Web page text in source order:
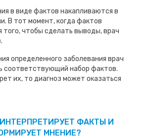
в виде фактов накапливаются в
В тот момент, когда фактов
того, чтобы сделать выводы, врач
определенного заболевания врач
соответствующий набор фактов.
их, то диагноз может оказаться
ФАКТЫ И
МНЕНИЕ?